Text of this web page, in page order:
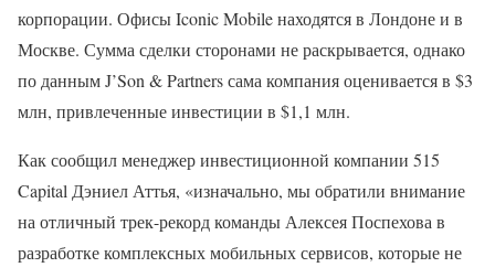
корпорации. Офисы Iconic Mobile находятся в Лондоне и в
Москве. Сумма сделки сторонами не раскрывается, однако
по данным J’Son & Partners сама компания оценивается в $3
млн, привлеченные инвестиции в $1,1 млн.
Как сообщил менеджер инвестиционной компании 515
Capital Дэниел Аттья, «изначально, мы обратили внимание
на отличный трек-рекорд команды Алексея Поспехова в
разработке комплексных мобильных сервисов, которые не